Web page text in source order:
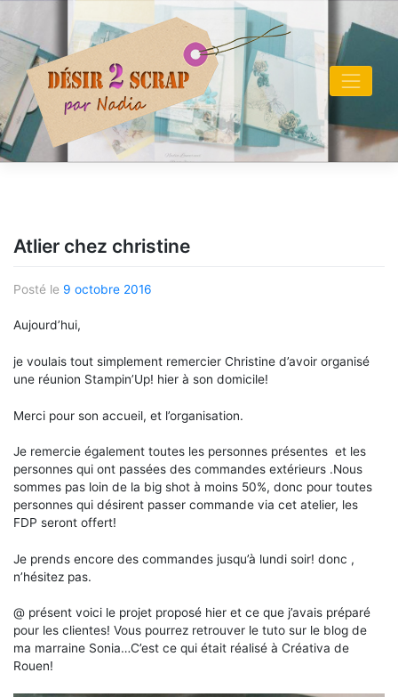
content
Atlier chez christine
Posté le 9 octobre 2016
Aujourd’hui,
je voulais tout simplement remercier Christine d’avoir organisé
une réunion Stampin’Up! hier à son domicile!
Merci pour son accueil, et l’organisation.
Je remercie également toutes les personnes présentes et les
personnes qui ont passées des commandes extérieurs .Nous
sommes pas loin de la big shot à moins 50%, donc pour toutes
personnes qui désirent passer commande via cet atelier, les
FDP seront offert!
Je prends encore des commandes jusqu’à lundi soir! donc ,
n’hésitez pas.
@ présent voici le projet proposé hier et ce que j’avais préparé
pour les clientes! Vous pourrez retrouver le tuto sur le blog de
ma marraine Sonia…C’est ce qui était réalisé à Créativa de
Rouen!